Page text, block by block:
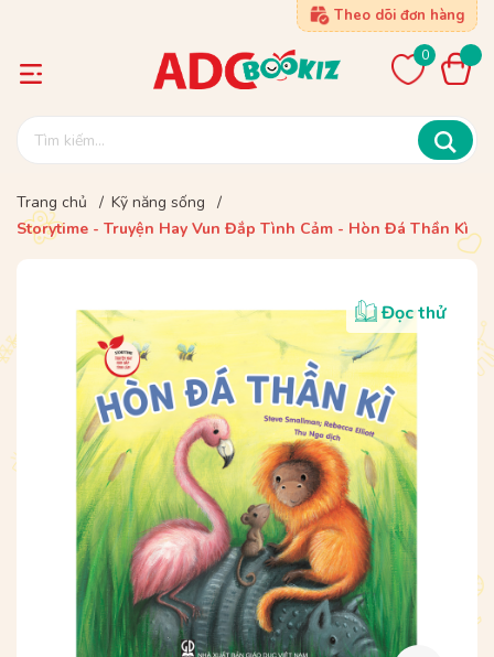
Theo dõi đơn hàng
0
Trang chủ / Kỹ năng sống
/
Storytime - Truyện Hay Vun Đắp Tình Cảm - Hòn Đá Thần Kì
Đọc thử